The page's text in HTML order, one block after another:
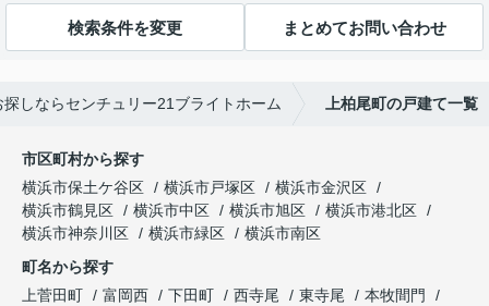
検索条件を変更 まとめてお問い合わせ
しならセンチュリー21ブライトホーム 上柏尾町の戸建て一覧
市区町村から探す
横浜市保土ケ谷区
横浜市戸塚区
横浜市金沢区
横浜市鶴見区
横浜市中区 横浜市旭区
横浜市港北区
横浜市神奈川区
横浜市緑区
横浜市南区
町名から探す
上菅田町
富岡西 下田町 西寺尾 東寺尾
本牧間門